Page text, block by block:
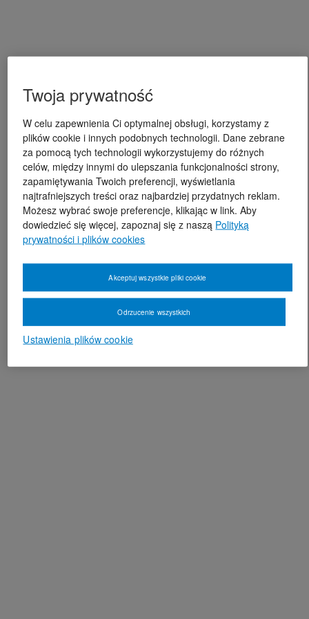
Twoja prywatność
W celu zapewnienia Ci optymalnej obsługi, korzystamy z
plików cookie i innych podobnych technologii. Dane zebrane
za pomocą tych technologii wykorzystujemy do różnych
celów, między innymi do ulepszania funkcjonalności strony,
zapamiętywania Twoich preferencji, wyświetlania
najtrafniejszych treści oraz najbardziej przydatnych reklam.
Możesz wybrać swoje preferencje, klikając w link. Aby
dowiedzieć się więcej, zapoznaj się z naszą Polityką
prywatności i plików cookies
Ustawienia plików cookie
Odrzucenie wszystkich
Akceptuj wszystkie pliki cookie